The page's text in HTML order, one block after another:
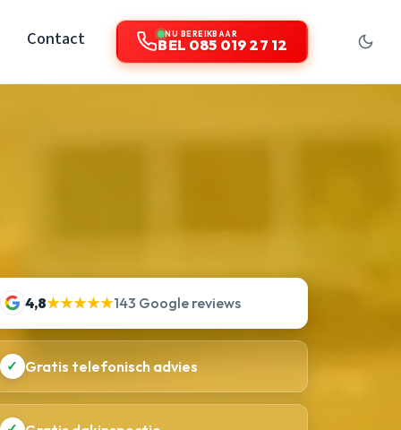
Contact NU BEREIKBAAR
BEL 085 019 27 12
4,8★★★★★143 Google reviews
✓ Gratis telefonisch advies